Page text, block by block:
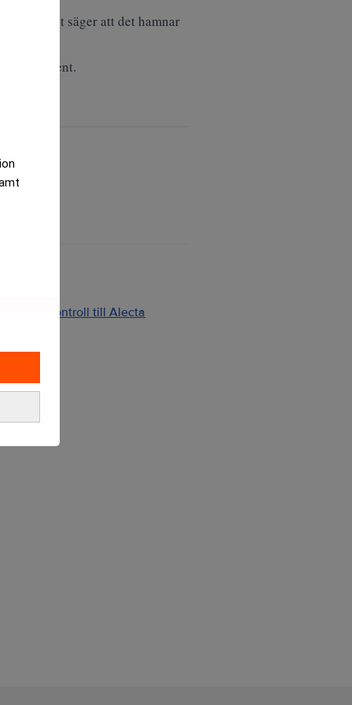
ryktet säger att det hamnar
sportevent.
och kontroll till Alecta